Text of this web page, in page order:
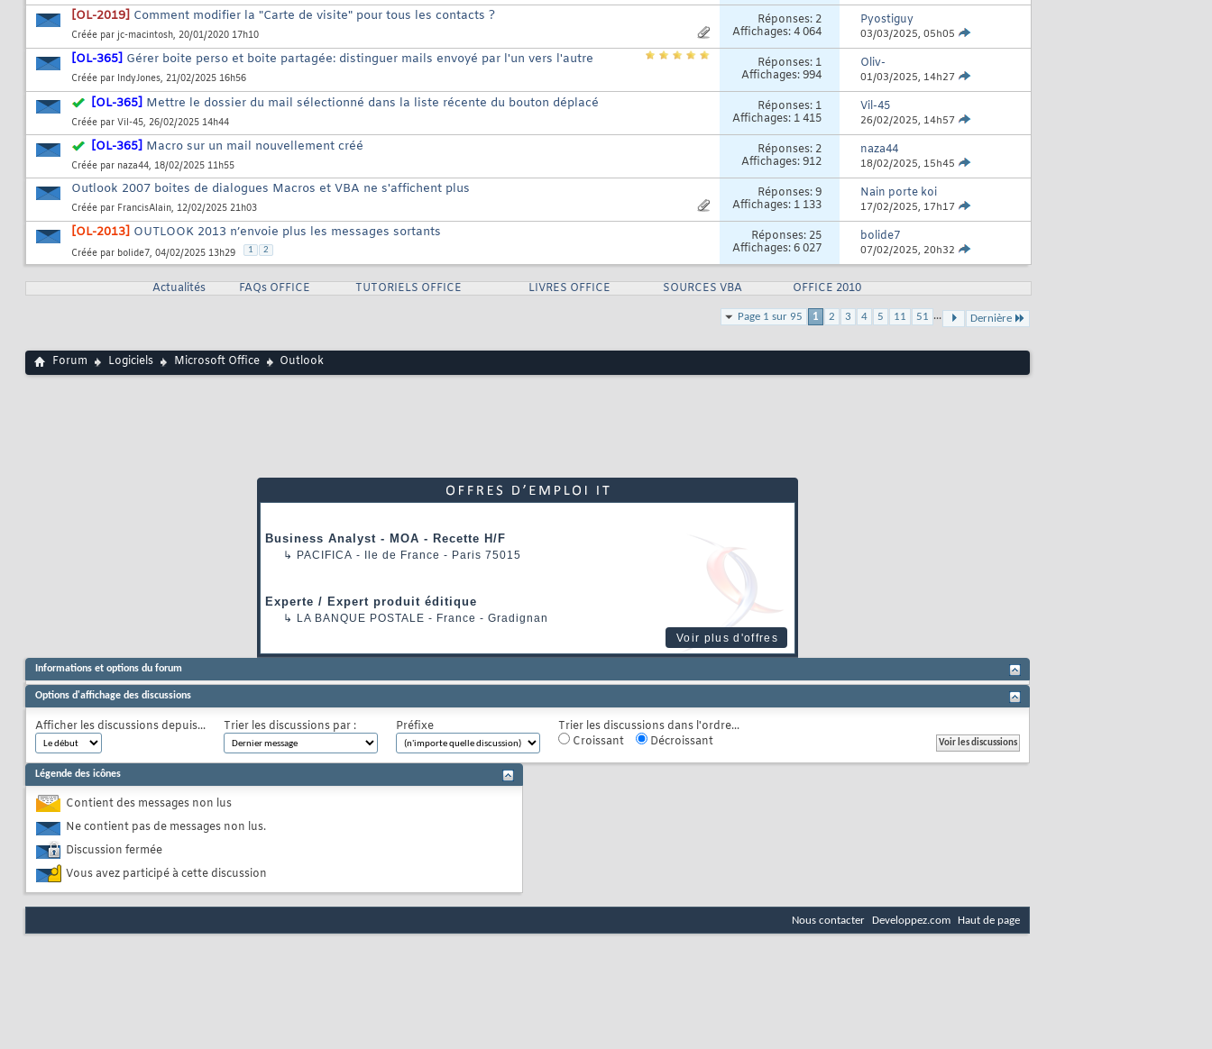
[OL-2019] Comment modifier la "Carte de visite" pour tous les contacts ?
Créée par jc-macintosh, 20/01/2020 17h10
Réponses: 2
Affichages: 4 064
Pyostiguy
03/03/2025, 05h05
[OL-365] Gérer boite perso et boite partagée: distinguer mails envoyé par l'un vers l'autre
Créée par IndyJones, 21/02/2025 16h56
Réponses: 1
Affichages: 994
Oliv-
01/03/2025, 14h27
[OL-365] Mettre le dossier du mail sélectionné dans la liste récente du bouton déplacé
Créée par Vil-45, 26/02/2025 14h44
Réponses: 1
Affichages: 1 415
Vil-45
26/02/2025, 14h57
[OL-365] Macro sur un mail nouvellement créé
Créée par naza44, 18/02/2025 11h55
Réponses: 2
Affichages: 912
naza44
18/02/2025, 15h45
Outlook 2007 boites de dialogues Macros et VBA ne s'affichent plus
Créée par FrancisAlain, 12/02/2025 21h03
Réponses:9
Affichages: 1 133
Nain porte koi
17/02/2025, 17h17
[OL-2013] OUTLOOK 2013 n’envoie plus les messages sortants
Créée par bolide7, 04/02/2025 13h29 1 2
Réponses: 25
Affichages: 6 027
bolide7
07/02/2025, 20h32
Actualités FAQs OFFICE TUTORIELS OFFICE LIVRES OFFICE SOURCES VBA OFFICE 2010
Page 1 sur 95 1 2 3 4 5 11 51 ... Dernière
Forum Logiciels Microsoft Office Outlook
Business Analyst - MOA - Recette H/F
↳ PACIFICA - Ile de France - Paris 75015
Experte / Expert produit éditique
↳ LA BANQUE POSTALE - France - Gradignan
Voir plus d'offres
Informations et options du forum
Options d'affichage des discussions
Afficher les discussions depuis... Trier les discussions par : Préfixe
Trier les discussions dans l'ordre...
Croissant
Décroissant
Légende des icônes
Contient des messages non lus
Ne contient pas de messages non lus.
Discussion fermée
Vous avez participé à cette discussion
Nous contacter Developpez.com Haut de page